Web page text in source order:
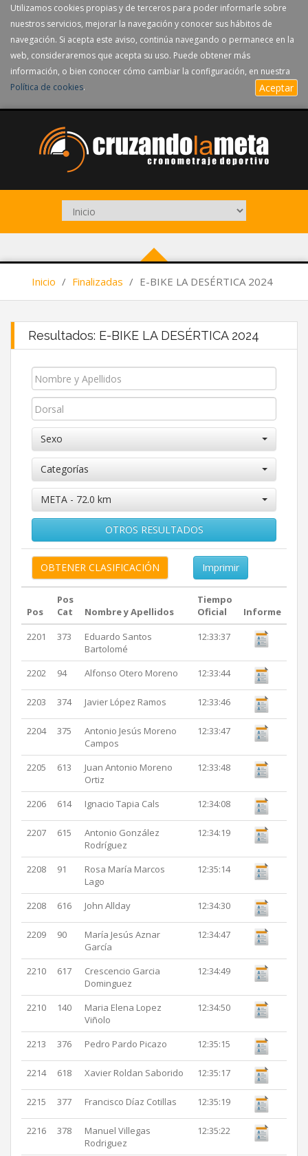
Utilizamos cookies propias y de terceros para poder informarle sobre
nuestros servicios, mejorar la navegación y conocer sus hábitos de
navegación. Si acepta este aviso, continúa navegando o permanece en la
web, consideraremos que acepta su uso. Puede obtener más
información, o bien conocer cómo cambiar la configuración, en nuestra
Política de cookies. Aceptar
Inicio / Finalizadas / E-BIKE LA DESÉRTICA 2024
Resultados: E-BIKE LA DESÉRTICA 2024
Sexo
Categorías
META - 72.0 km
OTROS RESULTADOS
Imprimir
Pos
Pos
Cat
Nombre y Apellidos
Tiempo
Oficial
Informe
2201
373
Eduardo Santos
Bartolomé
12:33:37
2202 94 Alfonso Otero Moreno 12:33:44
2203 374 Javier López Ramos 12:33:46
2204 375
Antonio Jesús Moreno
Campos
12:33:47
2205 613
Juan Antonio Moreno
Ortiz
12:33:48
2206 614 Ignacio Tapia Cals 12:34:08
2207 615
Antonio González
Rodríguez
12:34:19
2208 91
Rosa María Marcos
Lago
12:35:14
2208 616 John Allday 12:34:30
2209 90
María Jesús Aznar
García
12:34:47
2210 617
Crescencio Garcia
Dominguez
12:34:49
2210 140
Maria Elena Lopez
Viñolo
12:34:50
2213 376 Pedro Pardo Picazo 12:35:15
2214 618 Xavier Roldan Saborido 12:35:17
2215 377 Francisco Díaz Cotillas 12:35:19
2216 378
Manuel Villegas
Rodriguez
12:35:22